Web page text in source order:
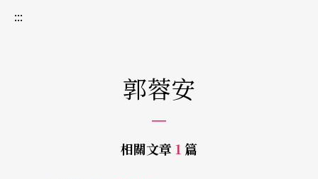
:::
郭蓉安
相關文章 1 篇